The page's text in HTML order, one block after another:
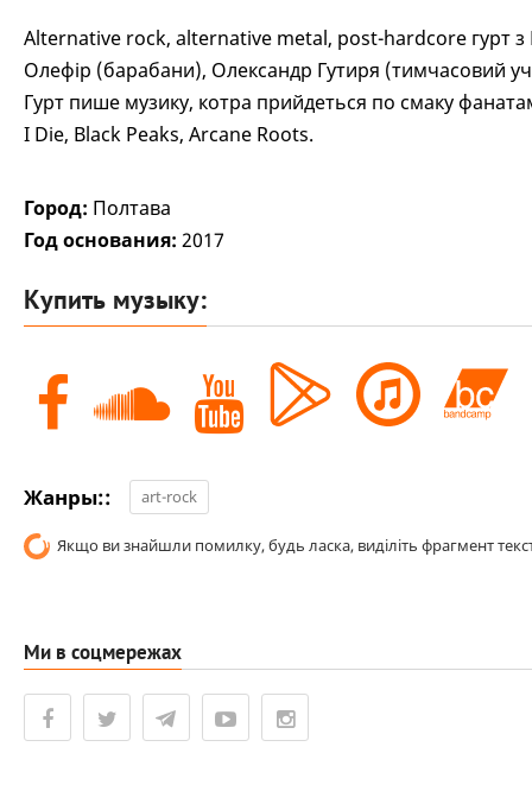
Alternative rock, alternative metal, post-hardcore гурт з
Олефір (барабани), Олександр Гутиря (тимчасовий
Гурт пише музику, котра прийдеться по смаку
I Die, Black Peaks, Arcane Roots.
Город: Полтава
Год основания: 2017
Купить музыку:
Жанры:: art-rock
Якщо ви знайшли помилку, будь ласка, виділіть фрагмент
Ми в соцмережах